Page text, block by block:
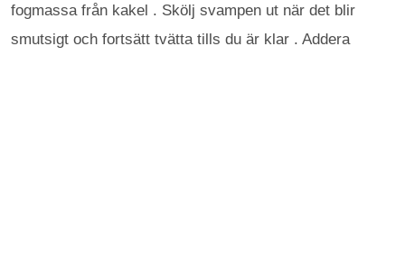
fogmassa från kakel . Skölj svampen ut när det blir
smutsigt och fortsätt tvätta tills du är klar . Addera